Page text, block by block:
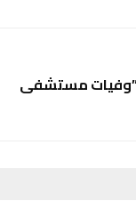
”وفيات مستشفى